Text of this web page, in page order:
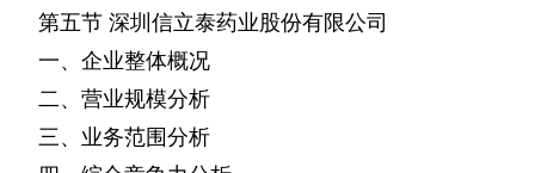
第五节 深圳信立泰药业股份有限公司
一、企业整体概况
二、营业规模分析
三、业务范围分析